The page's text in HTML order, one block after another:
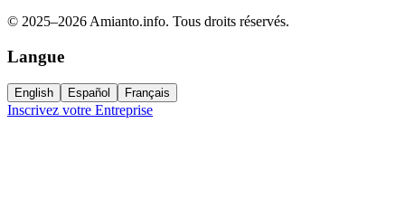
© 2025–2026 Amianto.info. Tous droits réservés.
Langue
English Español Français
Inscrivez votre Entreprise